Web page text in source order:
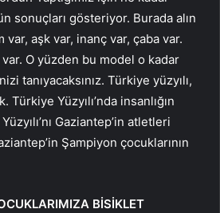
sonuçları gösteriyor. Burada alın
var, aşk var, inanç var, çaba var.
var. O yüzden bu model o kadar
tanıyacaksınız. Türkiye yüzyılı,
Türkiye Yüzyılı’nda insanlığın
Gaziantep’in atletleri
Şampiyon çocuklarının
BİSİKLET